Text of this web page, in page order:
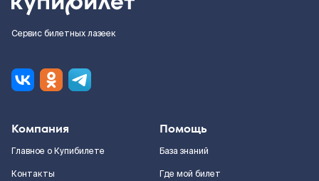
Сервис билетных лазеек
Компания
Главное о Купибилете
Контакты
Помощь
База знаний
Где мой билет